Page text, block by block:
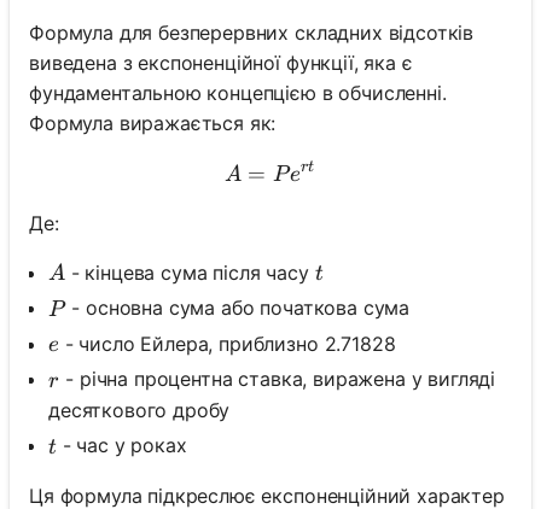
Формула для безперервних складних відсотків
виведена з експоненційної функції, яка є
фундаментальною концепцією в обчисленні.
Формула виражається як:
A = Pe^{rt}
A = Pert
Де:
A
A - кінцева сума після часу t
t
P
P- основна сума або початкова сума
e
e - число Ейлера, приблизно 2.71828
r
r - річна процентна ставка, виражена у вигляді
десяткового дробу
t
t- час у роках
Ця формула підкреслює експоненційний характер